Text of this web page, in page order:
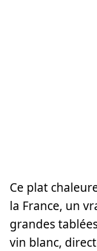
Ce plat
la France, un
grandes
vin blanc,